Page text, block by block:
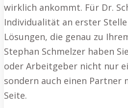
wirklich ankommt. Für Dr.
Individualität an erster
Lösungen, die genau zu
Stephan Schmelzer haben
oder Arbeitgeber nicht nur
sondern auch einen Partner
Seite.